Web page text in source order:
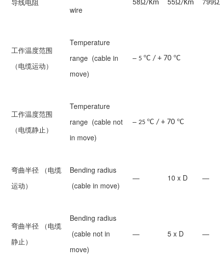
wire
/Km /Km
工作温度范围
（电缆运动）
Temperature
range (cable in
move)
– 5 °C / + 70 °C
工作温度范围
（电缆静止）
Temperature
range (cable not
in move)
– 25 °C / + 70 °C
弯曲半径 （电缆
运动）
Bending radius
(cable in move)
— 10 x D —
弯曲半径 （电缆
静止）
Bending radius
(cable not in
move)
— 5 x D —